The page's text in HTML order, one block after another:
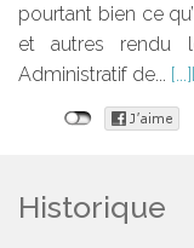
pourtant bien ce
et autres rendu
Administratif de...
Historique